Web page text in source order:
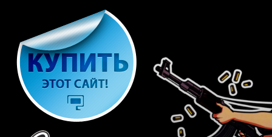
содержимому